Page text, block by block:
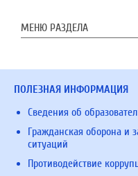
МЕНЮ РАЗДЕЛА
ПОЛЕЗНАЯ ИНФОРМАЦИЯ
Сведения об
Гражданская оборона и
ситуаций
Противодействие